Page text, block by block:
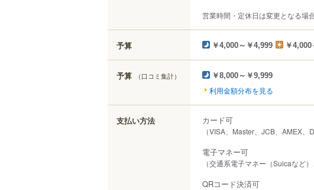
営業時間・定休日は変更となる場
予算 ￥4,000～￥4,999 ￥
予算 （口コミ集計） ￥8,000～￥9,999
利用金額分布を見る
支払い方法 カード可
（VISA、Master、JCB、AMEX、
電子マネー可
（交通系電子マネー（Suicaなど
QRコード決済可